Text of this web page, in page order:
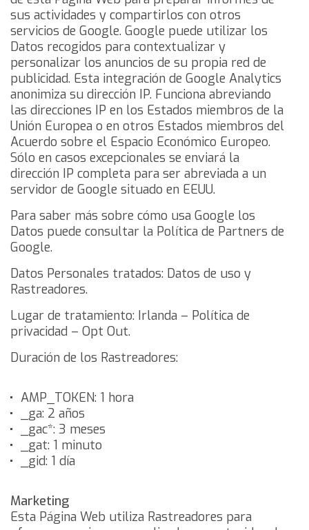
sus actividades y compartirlos con otros
servicios de Google. Google puede utilizar los
Datos recogidos para contextualizar y
personalizar los anuncios de su propia red de
publicidad. Esta integración de Google Analytics
anonimiza su dirección IP. Funciona abreviando
las direcciones IP en los Estados miembros de la
Unión Europea o en otros Estados miembros del
Acuerdo sobre el Espacio Económico Europeo.
Sólo en casos excepcionales se enviará la
dirección IP completa para ser abreviada a un
servidor de Google situado en EEUU.
Para saber más sobre cómo usa Google los
Datos puede consultar la Política de Partners de
Google.
Datos Personales tratados: Datos de uso y
Rastreadores.
Lugar de tratamiento: Irlanda – Política de
privacidad – Opt Out.
Duración de los Rastreadores:
AMP_TOKEN: 1 hora
_ga: 2 años
_gac*: 3 meses
_gat: 1 minuto
_gid: 1 día
Marketing
Esta Página Web utiliza Rastreadores para